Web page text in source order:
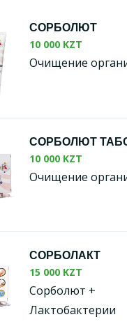
СОРБОЛЮТ
10 000 KZT
Очищение
СОРБОЛЮТ
10 000 KZT
Очищение
СОРБОЛАКТ
15 000 KZT
Сорболют +
Лактобактерии